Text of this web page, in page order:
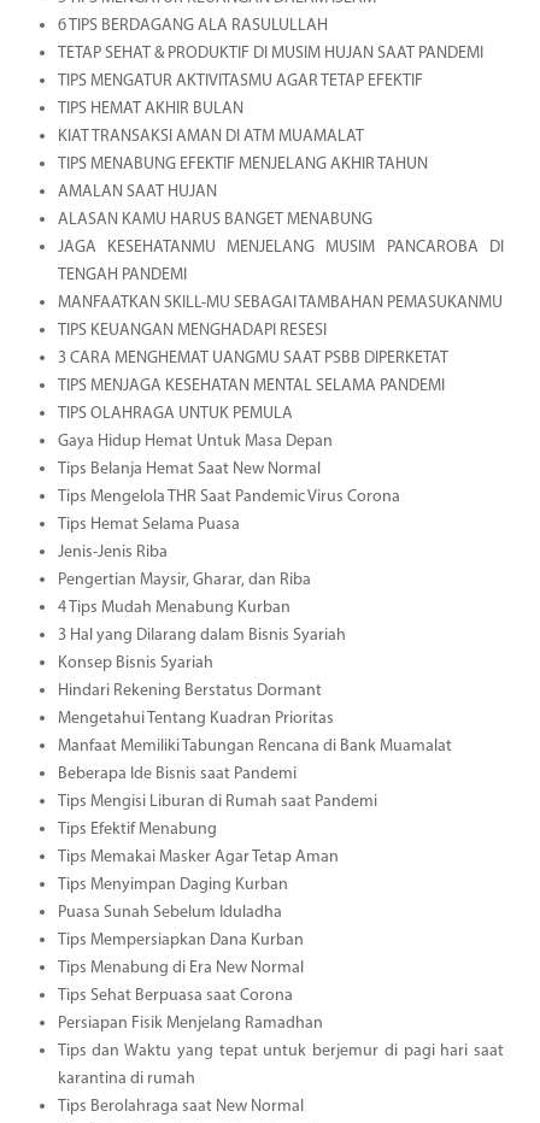
6 TIPS BERDAGANG ALA RASULULLAH
TETAP SEHAT & PRODUKTIF DI MUSIM HUJAN SAAT PANDEMI
TIPS MENGATUR AKTIVITASMU AGAR TETAP EFEKTIF
TIPS HEMAT AKHIR BULAN
KIAT TRANSAKSI AMAN DI ATM MUAMALAT
TIPS MENABUNG EFEKTIF MENJELANG AKHIR TAHUN
AMALAN SAAT HUJAN
ALASAN KAMU HARUS BANGET MENABUNG
JAGA KESEHATANMU MENJELANG MUSIM PANCAROBA DI
TENGAH PANDEMI
MANFAATKAN SKILL-MU SEBAGAI TAMBAHAN PEMASUKANMU
TIPS KEUANGAN MENGHADAPI RESESI
3 CARA MENGHEMAT UANGMU SAAT PSBB DIPERKETAT
TIPS MENJAGA KESEHATAN MENTAL SELAMA PANDEMI
TIPS OLAHRAGA UNTUK PEMULA
Gaya Hidup Hemat Untuk Masa Depan
Tips Belanja Hemat Saat New Normal
Tips Mengelola THR Saat Pandemic Virus Corona
Tips Hemat Selama Puasa
Jenis-Jenis Riba
Pengertian Maysir, Gharar, dan Riba
4 Tips Mudah Menabung Kurban
3 Hal yang Dilarang dalam Bisnis Syariah
Konsep Bisnis Syariah
Hindari Rekening Berstatus Dormant
Mengetahui Tentang Kuadran Prioritas
Manfaat Memiliki Tabungan Rencana di Bank Muamalat
Beberapa Ide Bisnis saat Pandemi
Tips Mengisi Liburan di Rumah saat Pandemi
Tips Efektif Menabung
Tips Memakai Masker Agar Tetap Aman
Tips Menyimpan Daging Kurban
Puasa Sunah Sebelum Iduladha
Tips Mempersiapkan Dana Kurban
Tips Menabung di Era New Normal
Tips Sehat Berpuasa saat Corona
Persiapan Fisik Menjelang Ramadhan
Tips dan Waktu yang tepat untuk berjemur di pagi hari saat
karantina di rumah
Tips Berolahraga saat New Normal